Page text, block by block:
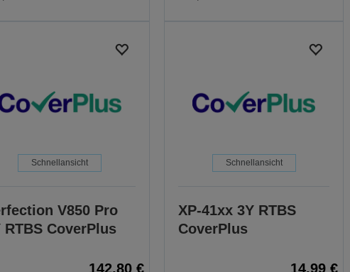
Schnellansicht
V850 Pro
RTBS CoverPlus
142,80 €
Schnellansicht
XP-41xx 3Y RTBS
CoverPlus
14,99 €